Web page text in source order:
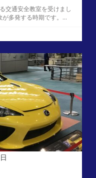
交通安全教室を受けまし
多発する時期です。...